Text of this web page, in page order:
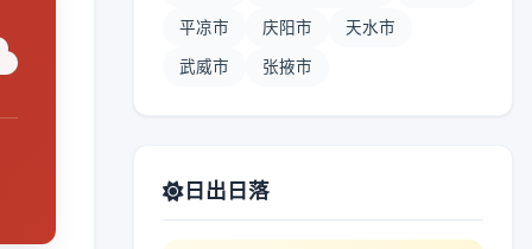
平凉市 庆阳市 天水市
武威市 张掖市
日出日落